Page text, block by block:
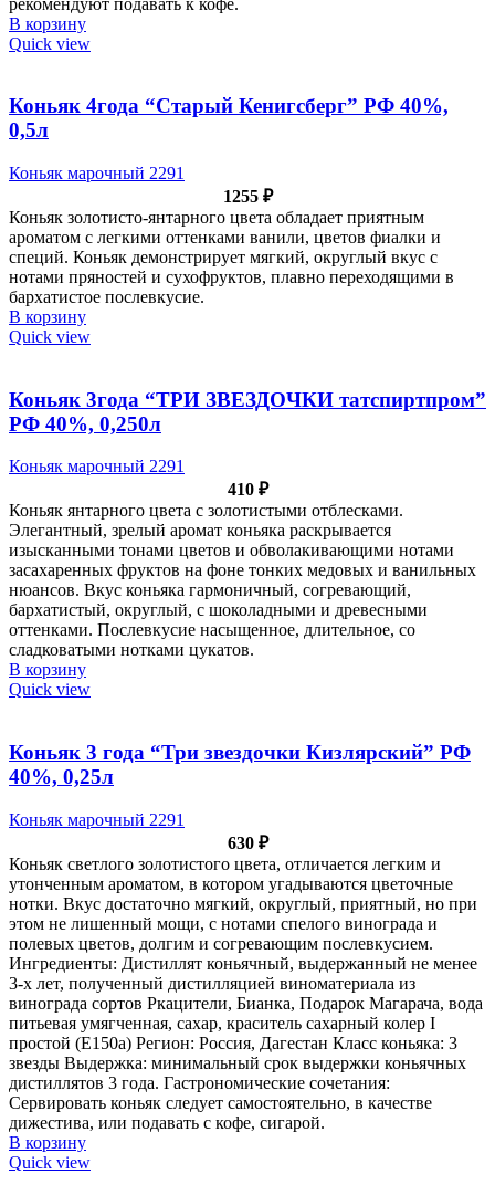
В корзину
Quick view
Коньяк 4года “Старый Кенигсберг” РФ 40%,
0,5л
Коньяк марочный 2291
1255 ₽
Коньяк золотисто-янтарного цвета обладает приятным
ароматом с легкими оттенками ванили, цветов фиалки и
специй. Коньяк демонстрирует мягкий, округлый вкус с
нотами пряностей и сухофруктов, плавно переходящими в
бархатистое послевкусие.
В корзину
Quick view
Коньяк 3года “ТРИ ЗВЕЗДОЧКИ татспиртпром”
РФ 40%, 0,250л
Коньяк марочный 2291
410 ₽
Коньяк янтарного цвета с золотистыми отблесками.
Элегантный, зрелый аромат коньяка раскрывается
изысканными тонами цветов и обволакивающими нотами
засахаренных фруктов на фоне тонких медовых и ванильных
нюансов. Вкус коньяка гармоничный, согревающий,
бархатистый, округлый, с шоколадными и древесными
оттенками. Послевкусие насыщенное, длительное, со
сладковатыми нотками цукатов.
В корзину
Quick view
Коньяк 3 года “Три звездочки Кизлярский” РФ
40%, 0,25л
Коньяк марочный 2291
630 ₽
Коньяк светлого золотистого цвета, отличается легким и
утонченным ароматом, в котором угадываются цветочные
нотки. Вкус достаточно мягкий, округлый, приятный, но при
этом не лишенный мощи, с нотами спелого винограда и
полевых цветов, долгим и согревающим послевкусием.
Ингредиенты: Дистиллят коньячный, выдержанный не менее
3-х лет, полученный дистилляцией виноматериала из
винограда сортов Ркацители, Бианка, Подарок Магарача, вода
питьевая умягченная, сахар, краситель сахарный колер I
простой (Е150а) Регион: Россия, Дагестан Класс коньяка: 3
звезды Выдержка: минимальный срок выдержки коньячных
дистиллятов 3 года. Гастрономические сочетания:
Сервировать коньяк следует самостоятельно, в качестве
дижестива, или подавать с кофе, сигарой.
В корзину
Quick view